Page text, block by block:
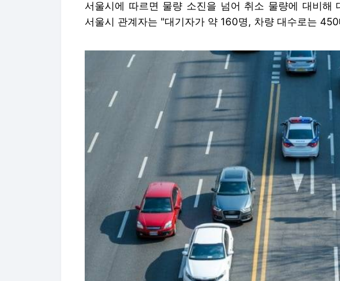
서울시에 따르면 물량 소진을 넘어 취소 물량에 대비해
서울시 관계자는 "대기자가 약 160명, 차량 대수로는